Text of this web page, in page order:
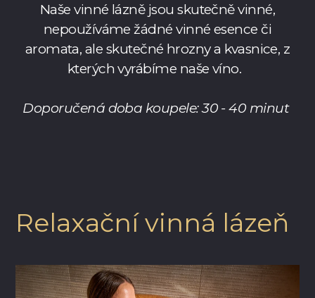
Naše vinné lázně jsou skutečně vinné,
nepoužíváme žádné vinné esence či
aromata, ale skutečné hrozny a kvasnice, z
kterých vyrábíme naše víno.
Doporučená doba koupele: 30 - 40 minut
Relaxační vinná lázeň